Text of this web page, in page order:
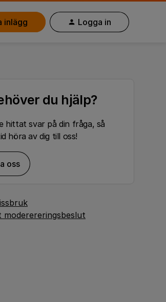
inlägg Logga in
du hjälp?
hittat svar på din fråga, så
höra av dig till oss!
oss
moderereringsbeslut